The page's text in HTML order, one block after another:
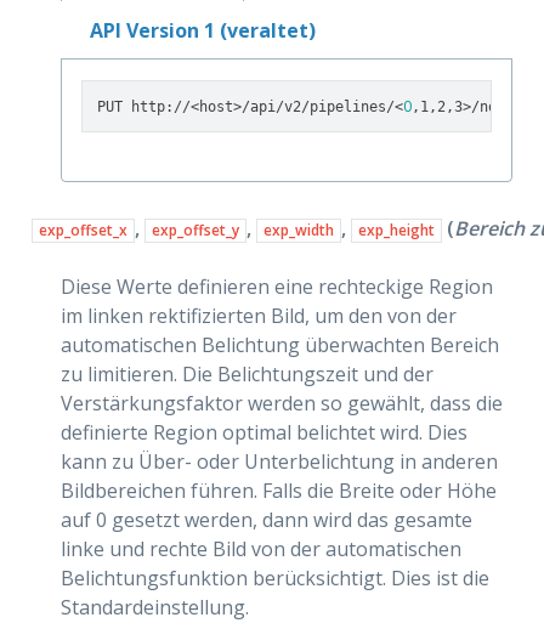
API Version 1 (veraltet)
PUT http://<host>/api/v2/pipelines/<0,1,2,3>/nodes/
exp_offset_x , exp_offset_y , exp_width , exp_height (Bereich
Diese Werte definieren eine rechteckige Region
im linken rektifizierten Bild, um den von der
automatischen Belichtung überwachten Bereich
zu limitieren. Die Belichtungszeit und der
Verstärkungsfaktor werden so gewählt, dass die
definierte Region optimal belichtet wird. Dies
kann zu Über- oder Unterbelichtung in anderen
Bildbereichen führen. Falls die Breite oder Höhe
auf 0 gesetzt werden, dann wird das gesamte
linke und rechte Bild von der automatischen
Belichtungsfunktion berücksichtigt. Dies ist die
Standardeinstellung.